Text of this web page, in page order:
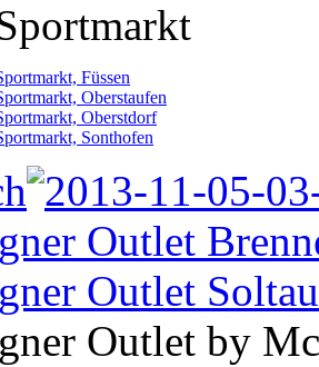
Füssen
Oberstaufen
Oberstdorf
Sonthofen
Outlet
Outlet Soltau
Outlet by